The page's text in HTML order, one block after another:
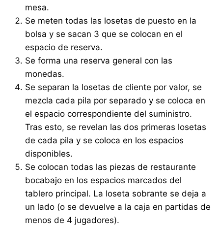
mesa.
Se meten todas las losetas de puesto en la
bolsa y se sacan 3 que se colocan en el
espacio de reserva.
Se forma una reserva general con las
monedas.
Se separan la losetas de cliente por valor, se
mezcla cada pila por separado y se coloca en
el espacio correspondiente del suministro.
Tras esto, se revelan las dos primeras losetas
de cada pila y se coloca en los espacios
disponibles.
Se colocan todas las piezas de restaurante
bocabajo en los espacios marcados del
tablero principal. La loseta sobrante se deja a
un lado (o se devuelve a la caja en partidas de
menos de 4 jugadores).